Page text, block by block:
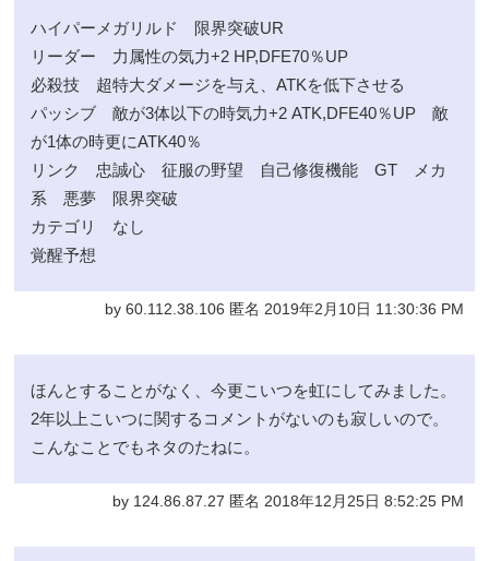
ハイパーメガリルド 限界突破UR
リーダー 力属性の気力+2 HP,DFE70％UP
必殺技 超特大ダメージを与え、ATKを低下させる
パッシブ 敵が3体以下の時気力+2 ATK,DFE40％UP 敵
が1体の時更にATK40％
リンク 忠誠心 征服の野望 自己修復機能 GT メカ
系 悪夢 限界突破
カテゴリ なし
覚醒予想
by 60.112.38.106 匿名 2019年2月10日 11:30:36 PM
ほんとすることがなく、今更こいつを虹にしてみました。
2年以上こいつに関するコメントがないのも寂しいので。
こんなことでもネタのたねに。
by 124.86.87.27 匿名 2018年12月25日 8:52:25 PM